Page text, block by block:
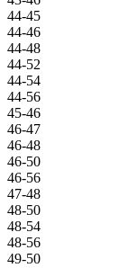
44-45
44-46
44-48
44-52
44-54
44-56
45-46
46-47
46-48
46-50
46-56
47-48
48-50
48-54
48-56
49-50